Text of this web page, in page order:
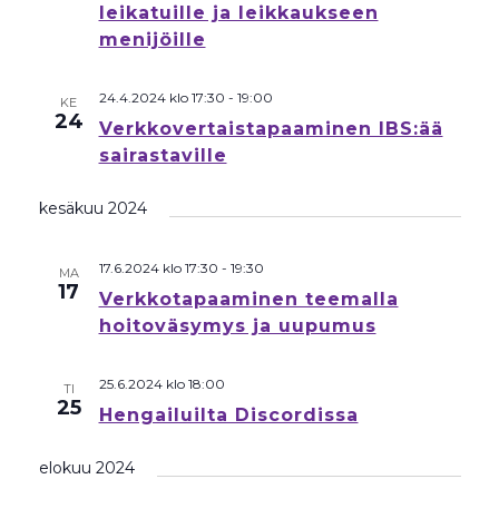
leikatuille ja leikkaukseen
menijöille
KE
24
Verkkovertaistapaaminen IBS:ää
sairastaville
24.4.2024 klo 17:30 - 19:00
kesäkuu 2024
MA
17
Verkkotapaaminen teemalla
hoitoväsymys ja uupumus
17.6.2024 klo 17:30 - 19:30
TI
25 Hengailuilta Discordissa
25.6.2024 klo 18:00
elokuu 2024